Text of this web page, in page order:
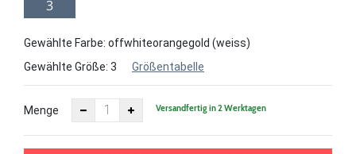
3
Gewählte Farbe: offwhiteorangegold (weiss)
Gewählte Größe: 3 Größentabelle
Menge Versandfertig in 2 Werktagen